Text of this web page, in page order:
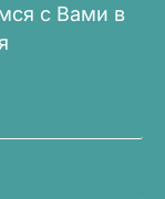
с Вами в